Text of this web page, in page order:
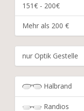
151€ - 200€
Mehr als 200 €
nur Optik Gestelle
Halbrand
Randios